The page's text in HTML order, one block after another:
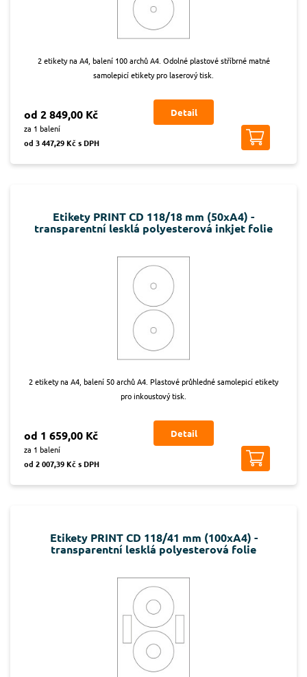
2 etikety na A4, balení 100 archů A4. Odolné plastové stříbrné matné
samolepicí etikety pro laserový tisk.
od 2 849,00 Kč
za 1 balení
od 3 447,29 Kč s DPH
Detail
Etikety PRINT CD 118/18 mm (50xA4) -
transparentní lesklá polyesterová inkjet folie
2 etikety na A4, balení 50 archů A4. Plastové průhledné samolepicí etikety
pro inkoustový tisk.
od 1 659,00 Kč
za 1 balení
od 2 007,39 Kč s DPH
Detail
Etikety PRINT CD 118/41 mm (100xA4) -
transparentní lesklá polyesterová folie